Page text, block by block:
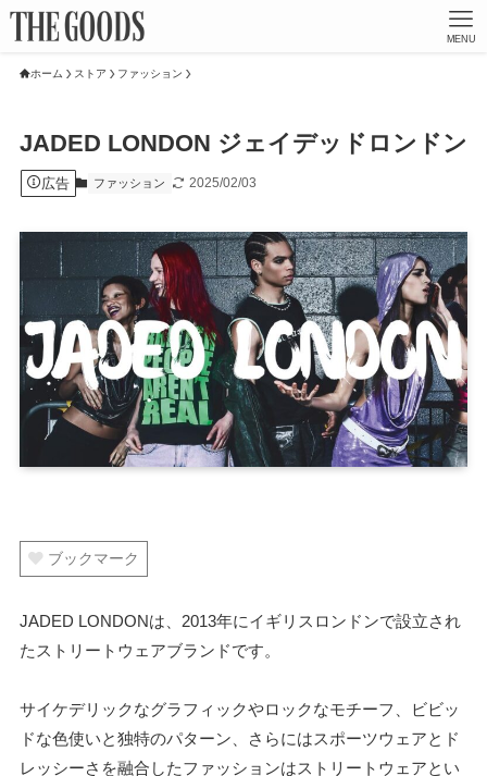
MENU
ホーム ストア ファッション
JADED LONDON ジェイデッドロンドン
広告 ファッション 2025/02/03
ブックマーク
JADED LONDONは、2013年にイギリスロンドンで設立され
たストリートウェアブランドです。
サイケデリックなグラフィックやロックなモチーフ、ビビッ
ドな色使いと独特のパターン、さらにはスポーツウェアとド
レッシーさを融合したファッションはストリートウェアとい